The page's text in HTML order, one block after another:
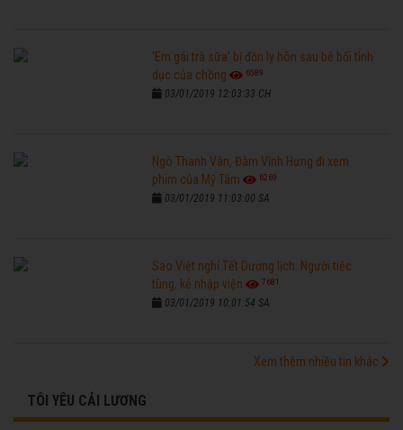
'Em gái trà sữa' bị đồn ly hôn sau bê bối tình
dục của chồng
6589
03/01/2019 12:03:33 CH
Ngô Thanh Vân, Đàm Vĩnh Hưng đi xem
phim của Mỹ Tâm
6269
03/01/2019 11:03:00 SA
Sao Việt nghỉ Tết Dương lịch: Người tiệc
tùng, kẻ nhập viện
7681
03/01/2019 10:01:54 SA
Xem thêm nhiều tin khác
TÔI YÊU CẢI LƯƠNG